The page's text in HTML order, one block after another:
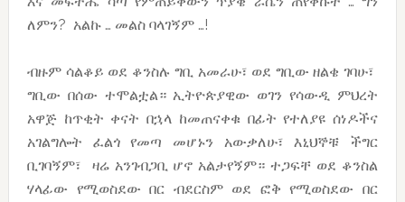
ለምን? አልኩ … መልስ ባላገኝም …!
ብዙም ሳልቆይ ወደ ቆንስሉ ግቢ አመራሁ፣ ወደ ግቢው ዘልቄ ገባሁ፣
ግቢው በሰው ተሞልቷል። ኢትዮጵያዊው ወገን የሳውዲ ምህረት
አዋጅ ከጥቂት ቀናት በኋላ ከመጠናቀቁ በፊት የተለያዩ ሰነዶችና
አገልግሎት ፈልጎ የመጣ መሆኑን አውቃለሁ፣ እኒህኞቹ ችግር
ቢገባኝም፣ ዛሬ አንገብጋቢ ሆኖ አልታየኝም። ተጋፍቸ ወደ ቆንስል
ሃላፊው የሚወስደው በር ብደርስም ወደ ፎቅ የሚወስደው በር